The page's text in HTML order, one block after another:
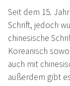
Seit dem 15.
Schrift, jedoch
chinesische
Koreanisch
auch mit
außerdem gibt